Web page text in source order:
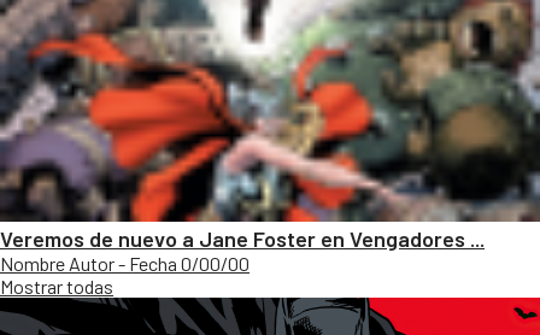
Veremos de nuevo a Jane Foster en Vengadores ...
Nombre Autor - Fecha 0/00/00
Mostrar todas